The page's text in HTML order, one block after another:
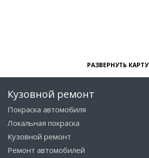
РАЗВЕРНУТЬ КАРТУ
Кузовной ремонт
Покраска автомобиля
Локальная покраска
Кузовной ремонт
Ремонт автомобилей